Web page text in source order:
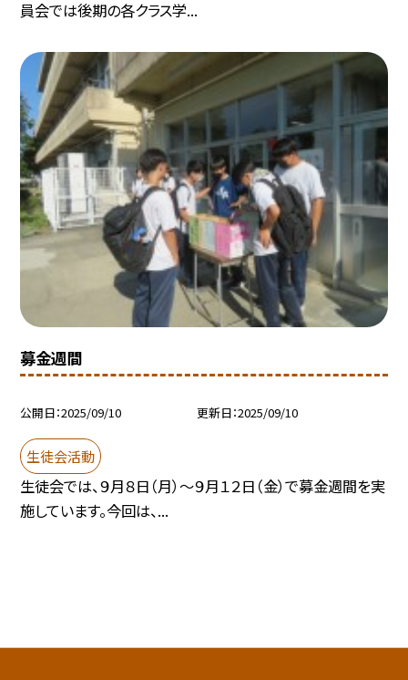
員会では後期の各クラス学...
募金週間
公開日 2025/09/10 更新日 2025/09/10
生徒会活動
生徒会では、９月８日（月）〜９月１２日（金）で募金週間を実
施しています。今回は、...